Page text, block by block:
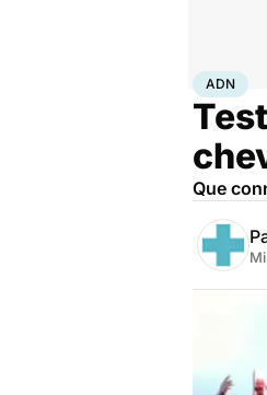
Accueil Santé
ADN
Que